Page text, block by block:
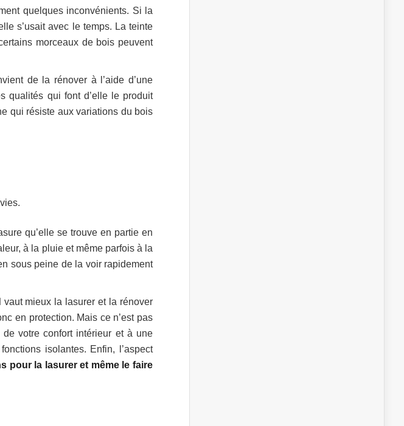
quelques inconvénients. Si la
s’usait avec le temps. La teinte
morceaux de bois peuvent
de la rénover à l’aide d’une
qualités qui font d’elle le produit
qui résiste aux variations du bois
qu’elle se trouve en partie en
à la pluie et même parfois à la
sous peine de la voir rapidement
vaut mieux la lasurer et la rénover
en protection. Mais ce n’est pas
votre confort intérieur et à une
isolantes. Enfin, l’aspect
pour la lasurer et même le faire